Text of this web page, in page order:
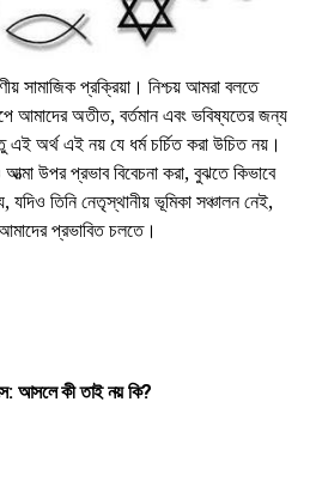
সামাজিক প্রক্রিয়া। নিশ্চয় আমরা বলতে
আমাদের অতীত, বর্তমান এবং ভবিষ্যতের জন্য
এই অর্থ এই নয় যে ধর্ম চর্চিত করা উচিত নয়।
উপর প্রভাব বিবেচনা করা, বুঝতে কিভাবে
তিনি নেতৃস্থানীয় ভূমিকা সঞ্চালন নেই,
প্রভাবিত চলতে।
আসলে কী তাই নয় কি?